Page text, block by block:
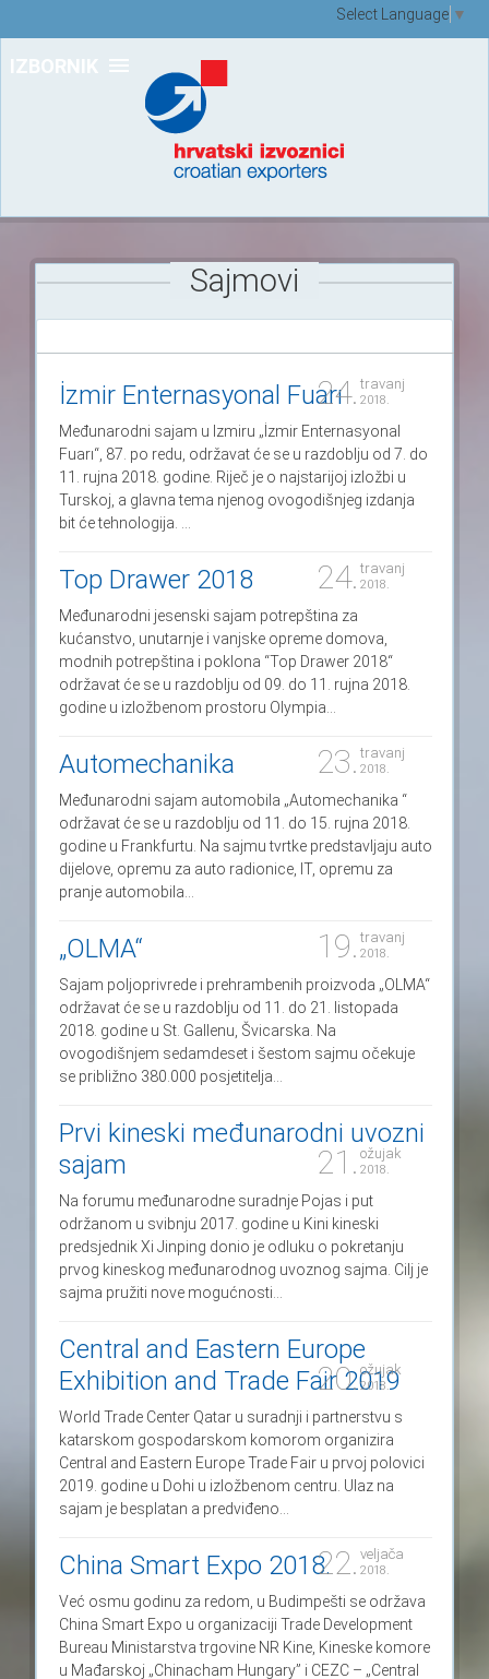
IZBORNIK
Select Language ▼
Sajmovi
24. travanj
2018.
İzmir Enternasyonal Fuarı
Međunarodni sajam u Izmiru „İzmir Enternasyonal
Fuarı“, 87. po redu, održavat će se u razdoblju od 7. do
11. rujna 2018. godine. Riječ je o najstarijoj izložbi u
Turskoj, a glavna tema njenog ovogodišnjeg izdanja
bit će tehnologija. ...
24. travanj
2018.
Top Drawer 2018
Međunarodni jesenski sajam potrepština za
kućanstvo, unutarnje i vanjske opreme domova,
modnih potrepština i poklona “Top Drawer 2018“
održavat će se u razdoblju od 09. do 11. rujna 2018.
godine u izložbenom prostoru Olympia...
23. travanj
2018.
Automechanika
Međunarodni sajam automobila „Automechanika “
održavat će se u razdoblju od 11. do 15. rujna 2018.
godine u Frankfurtu. Na sajmu tvrtke predstavljaju auto
dijelove, opremu za auto radionice, IT, opremu za
pranje automobila...
19. travanj
2018.
„OLMA“
Sajam poljoprivrede i prehrambenih proizvoda „OLMA“
održavat će se u razdoblju od 11. do 21. listopada
2018. godine u St. Gallenu, Švicarska. Na
ovogodišnjem sedamdeset i šestom sajmu očekuje
se približno 380.000 posjetitelja...
21. ožujak
2018.
Prvi kineski međunarodni uvozni
sajam
Na forumu međunarodne suradnje Pojas i put
održanom u svibnju 2017. godine u Kini kineski
predsjednik Xi Jinping donio je odluku o pokretanju
prvog kineskog međunarodnog uvoznog sajma. Cilj je
sajma pružiti nove mogućnosti...
20.ožujak
2018.
Central and Eastern Europe
Exhibition and Trade Fair 2019
World Trade Center Qatar u suradnji i partnerstvu s
katarskom gospodarskom komorom organizira
Central and Eastern Europe Trade Fair u prvoj polovici
2019. godine u Dohi u izložbenom centru. Ulaz na
sajam je besplatan a predviđeno...
22. veljača
2018.
China Smart Expo 2018.
Već osmu godinu za redom, u Budimpešti se održava
China Smart Expo u organizaciji Trade Development
Bureau Ministarstva trgovine NR Kine, Kineske komore
u Mađarskoj „Chinacham Hungary” i CEZC – „Central